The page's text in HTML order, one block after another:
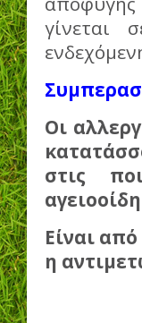
γίνεται
Οι
στις
Είναι
η